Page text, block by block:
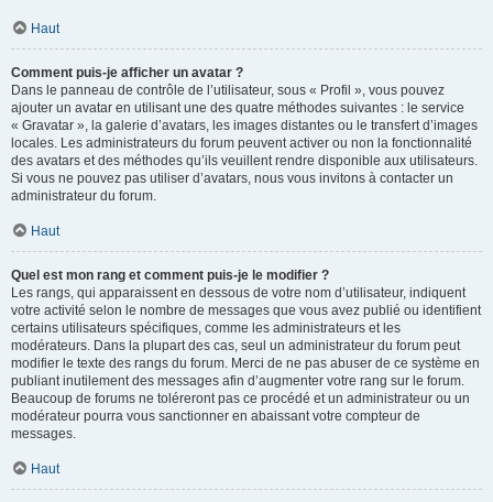
Haut
Comment puis-je afficher un avatar ?
Dans le panneau de contrôle de l’utilisateur, sous « Profil », vous pouvez
ajouter un avatar en utilisant une des quatre méthodes suivantes : le service
« Gravatar », la galerie d’avatars, les images distantes ou le transfert d’images
locales. Les administrateurs du forum peuvent activer ou non la fonctionnalité
des avatars et des méthodes qu’ils veuillent rendre disponible aux utilisateurs.
Si vous ne pouvez pas utiliser d’avatars, nous vous invitons à contacter un
administrateur du forum.
Haut
Quel est mon rang et comment puis-je le modifier ?
Les rangs, qui apparaissent en dessous de votre nom d’utilisateur, indiquent
votre activité selon le nombre de messages que vous avez publié ou identifient
certains utilisateurs spécifiques, comme les administrateurs et les
modérateurs. Dans la plupart des cas, seul un administrateur du forum peut
modifier le texte des rangs du forum. Merci de ne pas abuser de ce système en
publiant inutilement des messages afin d’augmenter votre rang sur le forum.
Beaucoup de forums ne toléreront pas ce procédé et un administrateur ou un
modérateur pourra vous sanctionner en abaissant votre compteur de
messages.
Haut